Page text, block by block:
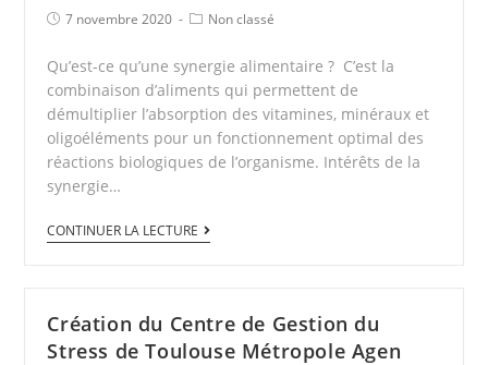
7 novembre 2020 Non classé
Qu’est-ce qu’une synergie alimentaire ? C’est la
combinaison d’aliments qui permettent de
démultiplier l’absorption des vitamines, minéraux et
oligoéléments pour un fonctionnement optimal des
réactions biologiques de l’organisme. Intérêts de la
synergie…
CONTINUER LA LECTURE
Création du Centre de Gestion du
Stress de Toulouse Métropole Agen